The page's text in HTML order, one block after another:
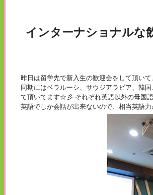
インターナショナルな
昨日は留学先で新入生の歓迎会をして頂い
同期にはベラルーシ、サウジアラビア、韓
て頂いてます☆彡 それぞれ英語以外の母国
英語でしか会話が出来ないので、相当英語